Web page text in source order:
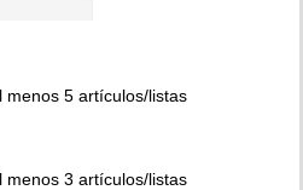
menos 5 artículos/listas
menos 3 artículos/listas